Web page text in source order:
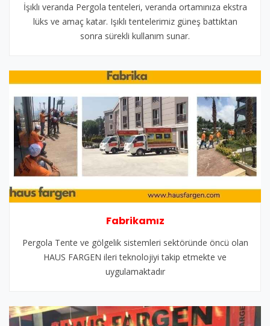
İşıklı veranda Pergola tenteleri, veranda ortamınıza ekstra
lüks ve amaç katar. Işıklı tentelerimiz güneş battıktan
sonra sürekli kullanım sunar.
Fabrikamız
Pergola Tente ve gölgelik sistemleri sektöründe öncü olan
HAUS FARGEN ileri teknolojiyi takip etmekte ve
uygulamaktadır